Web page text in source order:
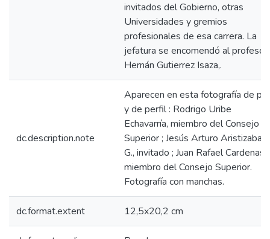
invitados del Gobierno, otras
Universidades y gremios
profesionales de esa carrera. La
jefatura se encomendó al profesor
Hernán Gutierrez Isaza,.
dc.description.note
Aparecen en esta fotografía de pie
y de perfil : Rodrigo Uribe
Echavarría, miembro del Consejo
Superior ; Jesús Arturo Aristizabal
G., invitado ; Juan Rafael Cardenas,
miembro del Consejo Superior.
Fotografía con manchas.
dc.format.extent 12,5x20,2 cm